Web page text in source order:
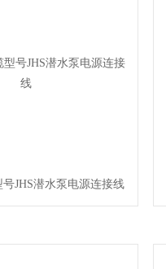
号JHS潜水泵电源连接线